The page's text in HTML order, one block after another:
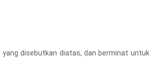
yang disebutkan diatas, dan berminat untuk